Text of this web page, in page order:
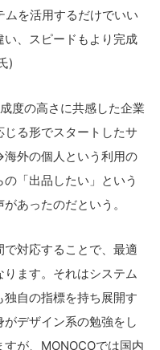
を活用するだけでいい
、スピードもより完成
)
度の高さに共感した企業
る形でスタートしたサ
外の個人という利用の
「出品したい」という
あったのだという。
対応することで、最適
ます。それはシステム
自の指標を持ち展開す
デザイン系の勉強をし
が、MONOCOでは国内